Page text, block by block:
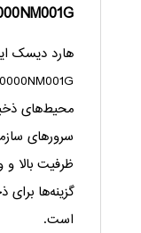
محیط‌های
سرورهای
ظرفیت بالا و
گزینه‌ها
است.